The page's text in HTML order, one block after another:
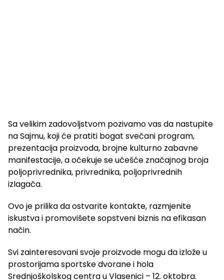
Sa velikim zadovoljstvom pozivamo vas da nastupite
na Sajmu, koji će pratiti bogat svečani program,
prezentacija proizvoda, brojne kulturno zabavne
manifestacije, a očekuje se učešće značajnog broja
poljoprivrednika, privrednika, poljoprivrednih
izlagača.
Ovo je prilika da ostvarite kontakte, razmjenite
iskustva i promovišete sopstveni biznis na efikasan
način.
Svi zainteresovani svoje proizvode mogu da izlože u
prostorijama sportske dvorane i hola
Srednjoškolskog centra u Vlasenici – 12. oktobra.